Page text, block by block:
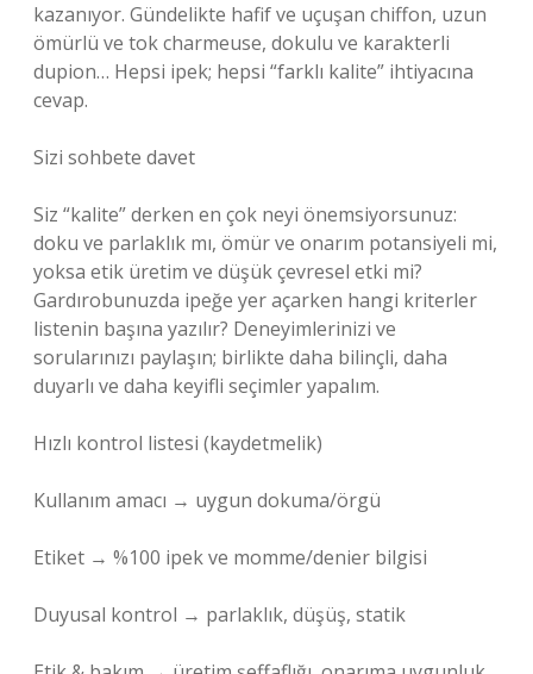
kazanıyor. Gündelikte hafif ve uçuşan chiffon, uzun
ömürlü ve tok charmeuse, dokulu ve karakterli
dupion… Hepsi ipek; hepsi “farklı kalite” ihtiyacına
cevap.
Sizi sohbete davet
Siz “kalite” derken en çok neyi önemsiyorsunuz:
doku ve parlaklık mı, ömür ve onarım potansiyeli mi,
yoksa etik üretim ve düşük çevresel etki mi?
Gardırobunuzda ipeğe yer açarken hangi kriterler
listenin başına yazılır? Deneyimlerinizi ve
sorularınızı paylaşın; birlikte daha bilinçli, daha
duyarlı ve daha keyifli seçimler yapalım.
Hızlı kontrol listesi (kaydetmelik)
Kullanım amacı → uygun dokuma/örgü
Etiket → %100 ipek ve momme/denier bilgisi
Duyusal kontrol → parlaklık, düşüş, statik